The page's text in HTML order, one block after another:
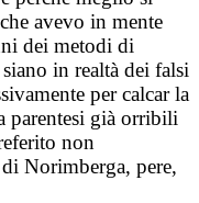
avevo in mente
dei metodi di
in realtà dei falsi
per calcar la
parentesi già orribili
non
Norimberga, pere,